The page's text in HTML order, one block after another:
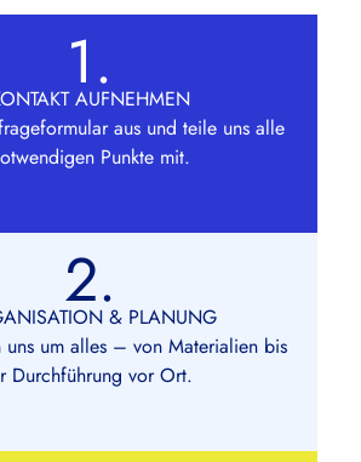
1.
AUFNEHMEN
aus und teile uns alle
Punkte mit.
2.& PLANUNG
uns um alles – von Materialien bis
Durchführung vor Ort.